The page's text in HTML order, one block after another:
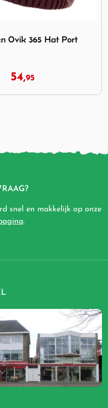
Ovik 365 Hat Port
54,95
snel en makkelijk op onze
.